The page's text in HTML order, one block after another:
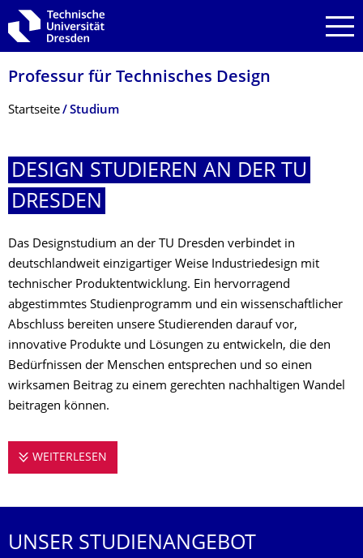
Zur Hauptnavigation springen
Zur Suche springen
Zum Inhalt springen
Professur für Technisches Design
Breadcrumb-Menü
Startseite Studium
DESIGN STUDIEREN AN DER TU
DRESDEN
Das Designstudium an der TU Dresden verbindet in
deutschlandweit einzigartiger Weise Industriedesign mit
technischer Produktentwicklung. Ein hervorragend
abgestimmtes Studienprogramm und ein wissenschaftlicher
Abschluss bereiten unsere Studierenden darauf vor,
innovative Produkte und Lösungen zu entwickeln, die den
Bedürfnissen der Menschen entsprechen und so einen
wirksamen Beitrag zu einem gerechten nachhaltigen Wandel
beitragen können.
WEITERLESEN
UNSER STUDIENANGEBOT